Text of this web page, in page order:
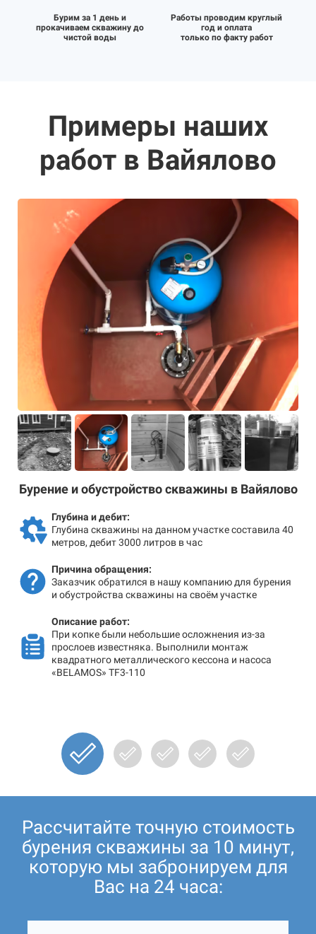
Бурим за 1 день и
прокачиваем скважину до
чистой воды
Работы проводим круглый
год и оплата
только по факту работ
Примеры наших
работ в Вайялово
Бурение и обустройство скважины в Вайялово
Глубина и дебит:
Глубина скважины на данном участке составила 40
метров, дебит 3000 литров в час
Причина обращения:
Заказчик обратился в нашу компанию для бурения
и обустройства скважины на своём участке
Описание работ:
При копке были небольшие осложнения из-за
прослоев известняка. Выполнили монтаж
квадратного металлического кессона и насоса
«BELAMOS» TF3-110
Рассчитайте точную стоимость
бурения скважины за 10 минут,
которую мы забронируем для
Вас на 24 часа: